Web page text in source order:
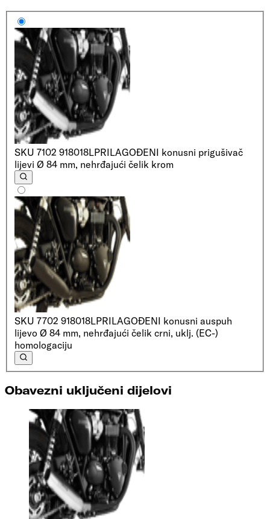
SKU 7102 918018LPRILAGOĐENI konusni prigušivač
lijevi Ø 84 mm, nehrđajući čelik krom
SKU 7702 918018LPRILAGOĐENI konusni auspuh
lijevo Ø 84 mm, nehrđajući čelik crni, uklj. (EC-)
homologaciju
Obavezni uključeni dijelovi